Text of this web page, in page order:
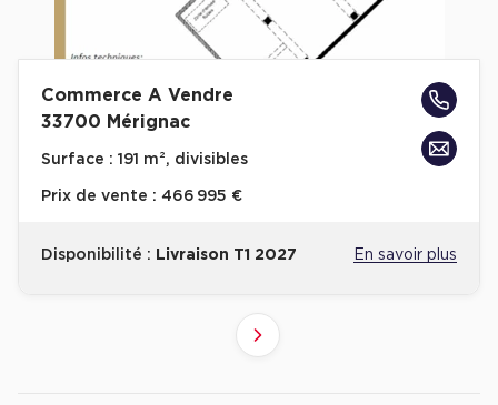
Commerce A Vendre
33700 Mérignac
Surface : 191 m², divisibles
Prix de vente : 466 995 €
Disponibilité : Livraison T1 2027 En savoir plus
Suivant